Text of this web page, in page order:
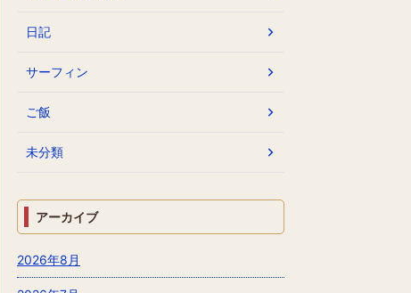
日記
サーフィン
ご飯
未分類
アーカイブ
2026年8月